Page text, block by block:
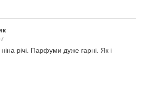
річі. Парфуми дуже гарні. Як і